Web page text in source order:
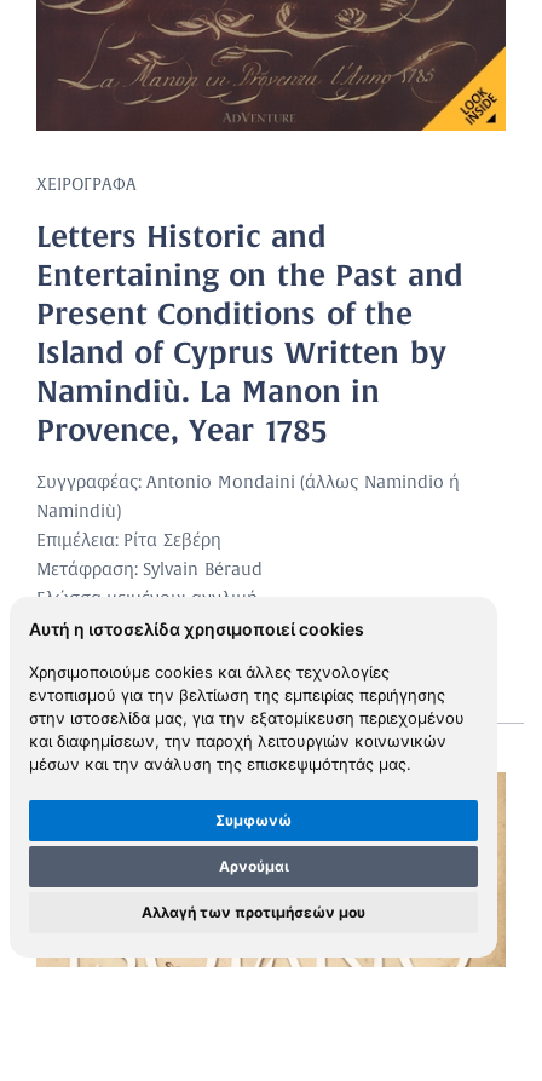
Αυτή η ιστοσελίδα χρησιμοποιεί cookies
Χρησιμοποιούμε cookies και άλλες τεχνολογίες
εντοπισμού για την βελτίωση της εμπειρίας περιήγησης
στην ιστοσελίδα μας, για την εξατομίκευση περιεχομένου
και διαφημίσεων, την παροχή λειτουργιών κοινωνικών
μέσων και την ανάλυση της επισκεψιμότητάς μας.
Συμφωνώ
Αρνούμαι
Αλλαγή των προτιμήσεών μου
ΧΕΙΡΟΓΡΑΦΑ
Letters Historic and
Entertaining on the Past and
Present Conditions of the
Island of Cyprus Written by
Namindiù. La Manon in
Provence, Year 1785
Συγγραφέας: Antonio Mondaini (άλλως Namindio ή
Namindiù)
Επιμέλεια: Ρίτα Σεβέρη
Μετάφραση: Sylvain Béraud
Γλώσσα κειμένου: αγγλική
Αθήνα, 2007
ΠΕΡΙΣΣΟΤΕΡΑ